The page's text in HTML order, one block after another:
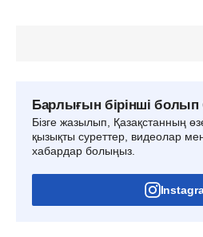
Барлығын бірінші
Бізге жазылып, Қазақстанның
қызықты суреттер, видеолар
хабардар болыңыз.